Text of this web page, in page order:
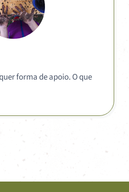
forma de apoio. O que